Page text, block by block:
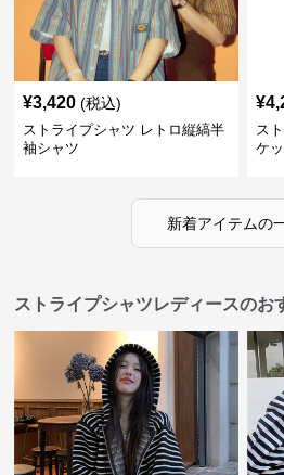
¥3,420 (税込)
ストライプシャツ レトロ縦縞半
袖シャツ
¥
ス
ケ
新着アイテムの
ストライプシャツレディースのお